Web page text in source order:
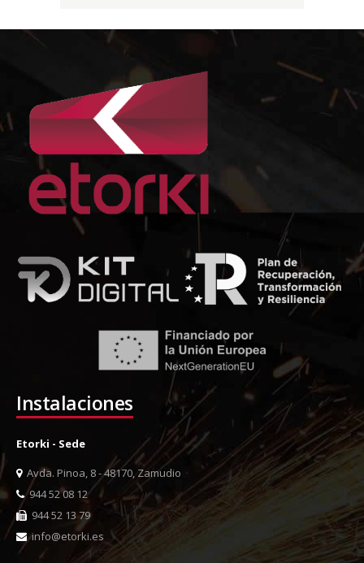
Instalaciones
Etorki - Sede
Avda. Pinoa, 8 - 48170, Zamudio
944 52 08 12
944 52 13 79
info@etorki.es